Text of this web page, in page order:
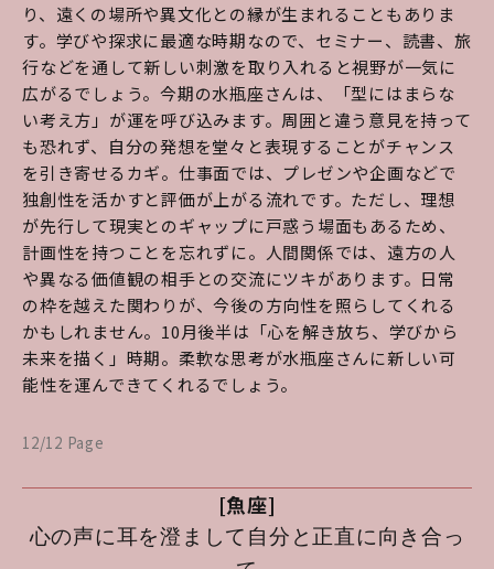
り、遠くの場所や異文化との縁が生まれることもありま
す。学びや探求に最適な時期なので、セミナー、読書、旅
行などを通して新しい刺激を取り入れると視野が一気に
広がるでしょう。今期の水瓶座さんは、「型にはまらな
い考え方」が運を呼び込みます。周囲と違う意見を持って
も恐れず、自分の発想を堂々と表現することがチャンス
を引き寄せるカギ。仕事面では、プレゼンや企画などで
独創性を活かすと評価が上がる流れです。ただし、理想
が先行して現実とのギャップに戸惑う場面もあるため、
計画性を持つことを忘れずに。人間関係では、遠方の人
や異なる価値観の相手との交流にツキがあります。日常
の枠を越えた関わりが、今後の方向性を照らしてくれる
かもしれません。10月後半は「心を解き放ち、学びから
未来を描く」時期。柔軟な思考が水瓶座さんに新しい可
能性を運んできてくれるでしょう。
12/12 Page
[魚座]
心の声に耳を澄まして自分と正直に向き合っ